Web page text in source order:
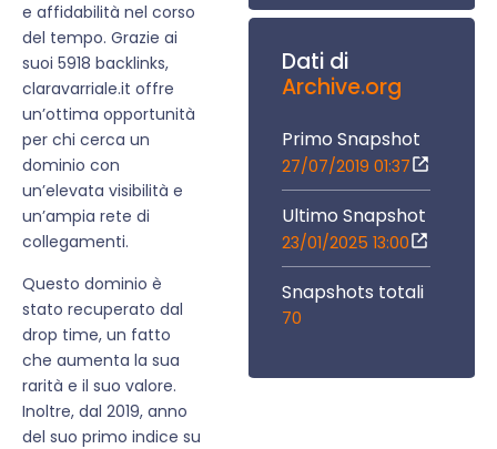
e affidabilità nel corso
del tempo. Grazie ai
suoi 5918 backlinks,
claravarriale.it offre
un’ottima opportunità
per chi cerca un
dominio con
un’elevata visibilità e
un’ampia rete di
collegamenti.
Questo dominio è
stato recuperato dal
drop time, un fatto
che aumenta la sua
rarità e il suo valore.
Inoltre, dal 2019, anno
del suo primo indice su
Dati di
Archive.org
Primo Snapshot
27/07/2019 01:37
Ultimo Snapshot
23/01/2025 13:00
Snapshots totali
70